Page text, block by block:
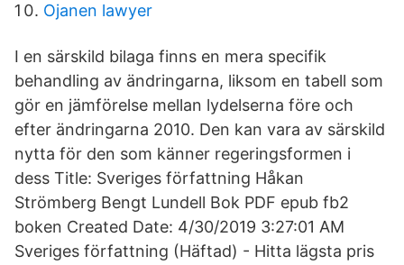
Ojanen lawyer
I en särskild bilaga finns en mera specifik
behandling av ändringarna, liksom en tabell som
gör en jämförelse mellan lydelserna före och
efter ändringarna 2010. Den kan vara av särskild
nytta för den som känner regeringsformen i
dess Title: Sveriges författning Håkan
Strömberg Bengt Lundell Bok PDF epub fb2
boken Created Date: 4/30/2019 3:27:01 AM
Sveriges författning (Häftad) - Hitta lägsta pris